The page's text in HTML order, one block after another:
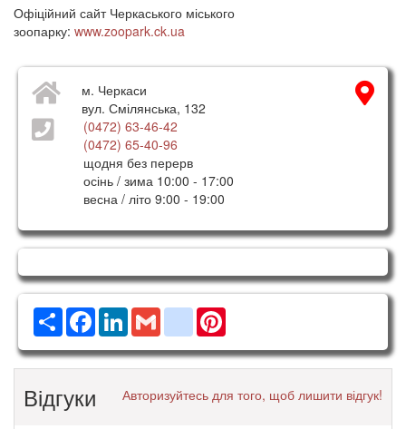
Офіційний сайт Черкаського міського
зоопарку: www.zoopark.ck.ua
м. Черкаси
вул. Смілянська, 132
(0472) 63-46-42
(0472) 65-40-96
щодня без перерв
осінь / зима 10:00 - 17:00
весна / літо 9:00 - 19:00
РесурсFacebook
LinkedInGmail google_bookmarks
Відгуки Авторизуйтесь для того, щоб лишити відгук!